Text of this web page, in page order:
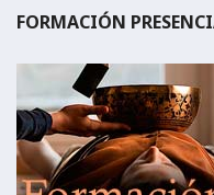
FORMACIÓN